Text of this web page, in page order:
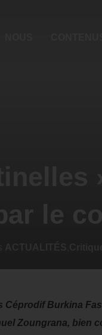
Céprodif Burkina
Zoungrana, bien